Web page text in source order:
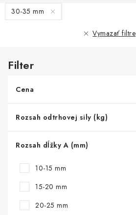
O nás Obchodné podmienky
Kontakt
Odstúpenie od zmluvy
V
ý
s
o
u
30-35 mm
Vymazať filtre
Cena
Rozsah odtrhovej sily (kg)
Rozsah dĺžky A (mm)
10-15 mm
15-20 mm
20-25 mm